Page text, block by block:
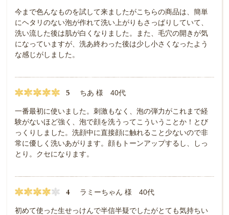
今まで色んなものを試して来ましたがこちらの商品は、簡単
にヘタリのない泡が作れて洗い上がりもさっぱりしていて、
洗い流した後は肌が白くなりました。また、毛穴の開きが気
になっていますが、洗あ終わった後は少し小さくなったよう
な感じがしました。
5 ちあ 様 40代
一番最初に使いました。刺激もなく、泡の弾力がこれまで経
験がないほど強く、泡で顔を洗うってこういうことか！とび
っくりしました。洗顔中に直接顔に触れること少ないので非
常に優しく洗いあがります。顔もトーンアップするし、しっ
とり。クセになります。
4 ラミーちゃん 様 40代
初めて使った生せっけんで半信半疑でしたがとても気持ちい